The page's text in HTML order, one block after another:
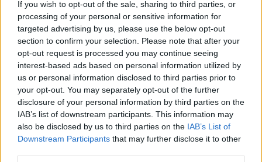
If you wish to opt-out of the sale, sharing to third parties, or
processing of your personal or sensitive information for
targeted advertising by us, please use the below opt-out
section to confirm your selection. Please note that after your
opt-out request is processed you may continue seeing
interest-based ads based on personal information utilized by
us or personal information disclosed to third parties prior to
your opt-out. You may separately opt-out of the further
disclosure of your personal information by third parties on the
IAB’s list of downstream participants. This information may
also be disclosed by us to third parties on the IAB’s List of
Downstream Participants that may further disclose it to other
Οι Κυκλάδες στην πιο πράσινη εκδοχή τους,
στην Άνδρο
Μια ενδοχώρα με τρεχούμενα νερά δεν είναι
ακριβώς αυτό που έχει ο μέσος Αθηναίος στο
μυαλό του όταν αναφέρεται στις Κυκλάδες. Κι
όμως, η Άνδρος είναι ακριβώς αυτό: Χωρίς να
απαρνείται στο ελάχιστο τον κυκλαδίτικο